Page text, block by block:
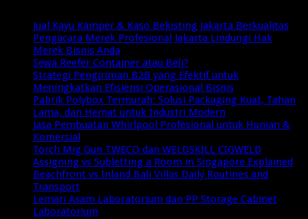
Jual Kayu Kamper & Kaso Bekisting Jakarta Berkualitas
Pengacara Merek Profesional Jakarta Lindungi Hak
Merek Bisnis Anda
Sewa Reefer Container atau Beli?
Strategi Pengiriman B2B yang Efektif untuk
Meningkatkan Efisiensi Operasional Bisnis
Pabrik Polybox Termurah: Solusi Packaging Kuat, Tahan
Lama, dan Hemat untuk Industri Modern
Jasa Pembuatan Whirlpool Profesional untuk Hunian &
Komersial
Torch Mig Gun TWECO dan WELDSKILL CIGWELD
Assigning vs Subletting a Room in Singapore Explained
Beachfront vs Inland Bali Villas Daily Routines and
Transport
Lemari Asam Laboratorium dan PP Storage Cabinet
Laboratorium